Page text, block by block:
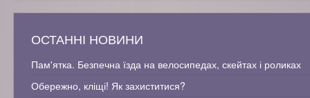
ОСТАННІ НОВИНИ
Пам'ятка. Безпечна їзда на велосипедах, скейтах і роликах
Обережно, кліщі! Як захиститися?